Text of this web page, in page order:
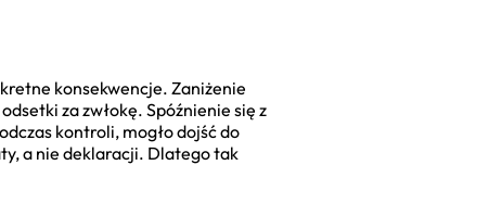
konsekwencje. Zaniżenie
za zwłokę. Spóźnienie się z
kontroli, mogło dojść do
a nie deklaracji. Dlatego tak